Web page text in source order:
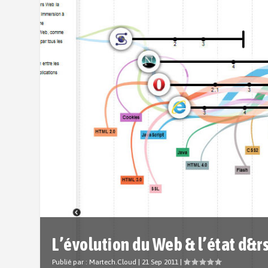
L’évolution du Web & l’état
Publié par : Martech.Cloud 21 Sep 2011 |